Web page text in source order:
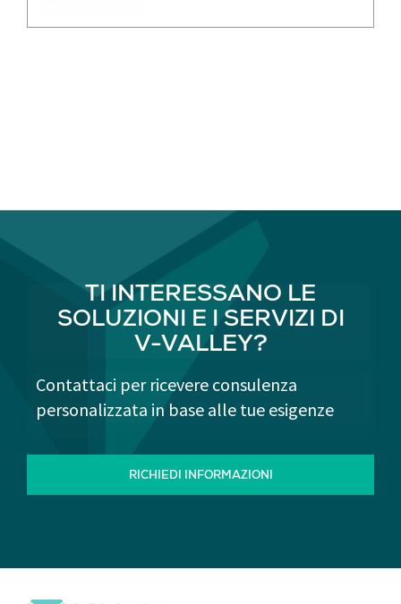
TI INTERESSANO LE
SOLUZIONI E I SERVIZI DI
V-VALLEY?
Contattaci per ricevere consulenza
personalizzata in base alle tue esigenze
RICHIEDI INFORMAZIONI